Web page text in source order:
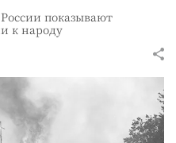
показывают
к народу